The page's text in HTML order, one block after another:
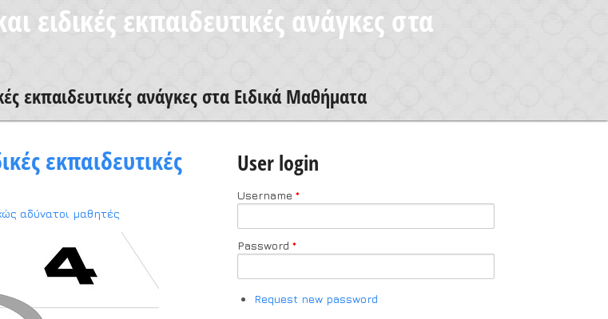
ειδικές εκπαιδευτικές ανάγκες στα
εκπαιδευτικές ανάγκες στα Ειδικά Μαθήματα
εκπαιδευτικές
αδύνατοι μαθητές
User login
Username*
Password*
Request new password